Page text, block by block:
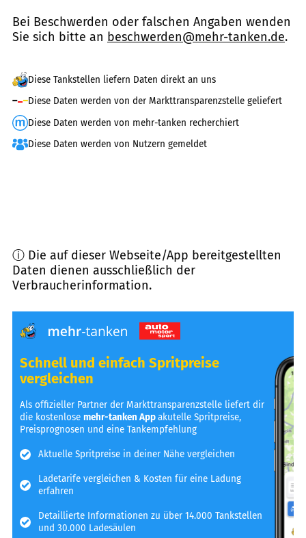
Bei Beschwerden oder falschen Angaben wenden
Sie sich bitte an beschwerden@mehr-tanken.de.
Diese Tankstellen liefern Daten direkt an uns
Diese Daten werden von der Markttransparenzstelle geliefert
Diese Daten werden von mehr-tanken recherchiert
Diese Daten werden von Nutzern gemeldet
ⓘ Die auf dieser Webseite/App bereitgestellten
Daten dienen ausschließlich der
Verbraucherinformation.
Schnell und einfach Spritpreise
vergleichen
Als offizieller Partner der Markttransparenzstelle liefert dir
die kostenlosemehr-tanken Appakutelle Spritpreise,
Preisprognosen und eine Tankempfehlung
Aktuelle Spritpreise in deiner Nähe vergleichen
Ladetarife vergleichen & Kosten für eine Ladung
erfahren
Detaillierte Informationen zu über 14.000 Tankstellen
und 30.000 Ladesäulen